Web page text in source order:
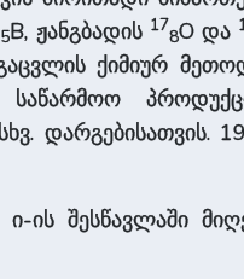
5B, ჟანგბადის 17
8O და
ქიმიურ
ის შესწავლაში